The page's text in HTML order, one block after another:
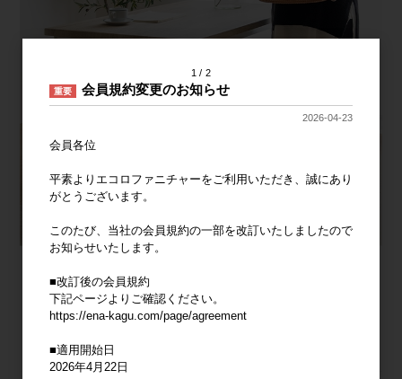
1 2
重要 会員規約変更のお知らせ
2026-04-23
会員各位
平素よりエコロファニチャーをご利用いただき、誠にあり
がとうございます。
このたび、当社の会員規約の一部を改訂いたしましたので
お知らせいたします。
■改訂後の会員規約
下記ページよりご確認ください。
https://ena-kagu.com/page/agreement
■適用開始日
2026年4月22日